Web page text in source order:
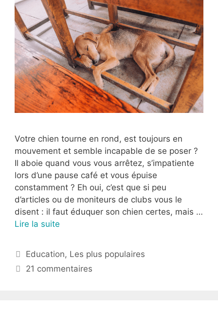
Votre chien tourne en rond, est toujours en
mouvement et semble incapable de se poser ?
Il aboie quand vous vous arrêtez, s’impatiente
lors d’une pause café et vous épuise
constamment ? Eh oui, c’est que si peu
d’articles ou de moniteurs de clubs vous le
disent : il faut éduquer son chien certes, mais …
Lire la suite
Education, Les plus populaires
21 commentaires